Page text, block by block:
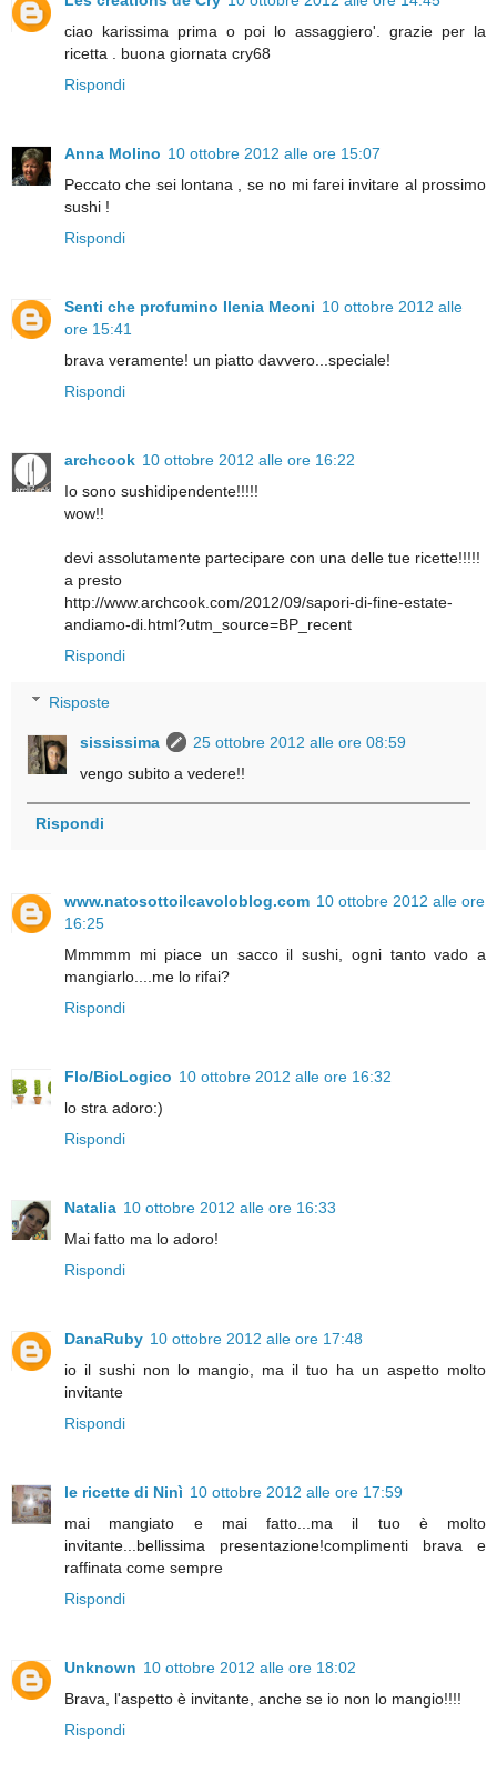
ciao karissima prima o poi lo assaggiero'. grazie per la
ricetta . buona giornata cry68
Rispondi
Anna Molino 10 ottobre 2012 alle ore 15:07
Peccato che sei lontana , se no mi farei invitare al prossimo
sushi !
Rispondi
Senti che profumino Ilenia Meoni 10 ottobre 2012 alle
ore 15:41
brava veramente! un piatto davvero...speciale!
Rispondi
archcook 10 ottobre 2012 alle ore 16:22
Io sono sushidipendente!!!!!
wow!!
devi assolutamente partecipare con una delle tue ricette!!!!!
a presto
http://www.archcook.com/2012/09/sapori-di-fine-estate-
andiamo-di.html?utm_source=BP_recent
Rispondi
Risposte
sississima
25 ottobre 2012 alle ore 08:59
vengo subito a vedere!!
Rispondi
www.natosottoilcavoloblog.com 10 ottobre 2012 alle ore
16:25
Mmmmm mi piace un sacco il sushi, ogni tanto vado a
mangiarlo....me lo rifai?
Rispondi
Flo/BioLogico 10 ottobre 2012 alle ore 16:32
lo stra adoro:)
Rispondi
Natalia 10 ottobre 2012 alle ore 16:33
Mai fatto ma lo adoro!
Rispondi
DanaRuby 10 ottobre 2012 alle ore 17:48
io il sushi non lo mangio, ma il tuo ha un aspetto molto
invitante
Rispondi
le ricette di Ninì 10 ottobre 2012 alle ore 17:59
mai mangiato e mai fatto...ma il tuo è molto
invitante...bellissima presentazione!complimenti brava e
raffinata come sempre
Rispondi
Unknown 10 ottobre 2012 alle ore 18:02
Brava, l'aspetto è invitante, anche se io non lo mangio!!!!
Rispondi